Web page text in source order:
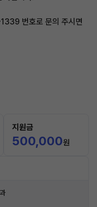
번호로 문의 주시면
지원금
500,000원